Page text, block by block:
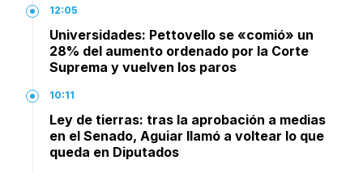
12:05
Universidades: Pettovello se «comió» un
28% del aumento ordenado por la Corte
Suprema y vuelven los paros
10:11
Ley de tierras: tras la aprobación a medias
en el Senado, Aguiar llamó a voltear lo que
queda en Diputados